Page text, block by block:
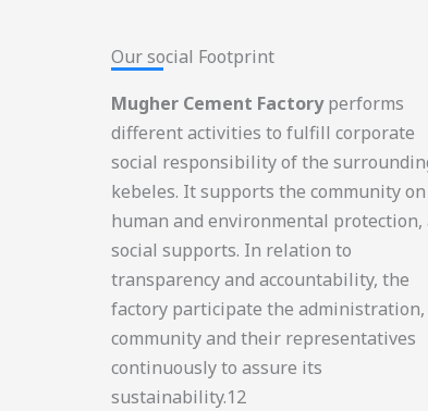
Our social Footprint​
Mugher Cement Factoryperforms
different activities to fulfill corporate
social responsibility of the
kebeles. It supports the community on
human and environmental protection,
social supports. In relation to
transparency and accountability, the
factory participate the administration,
community and their representatives
continuously to assure its
sustainability.12